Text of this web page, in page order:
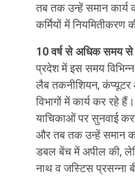
तब तक उन्हें समान कार्य
कर्मियों में नियमितीकरण
10 वर्ष से अधिक समय से
प्रदेश में इस समय विभिन्न
लैब तकनीशियन, कंप्यूटर
विभागों में कार्य कर रहे
याचिकाओं पर सुनवाई
और तब तक उन्हें समान
डबल बेंच में अपील की,
नाथ व जस्टिस प्रसन्ना